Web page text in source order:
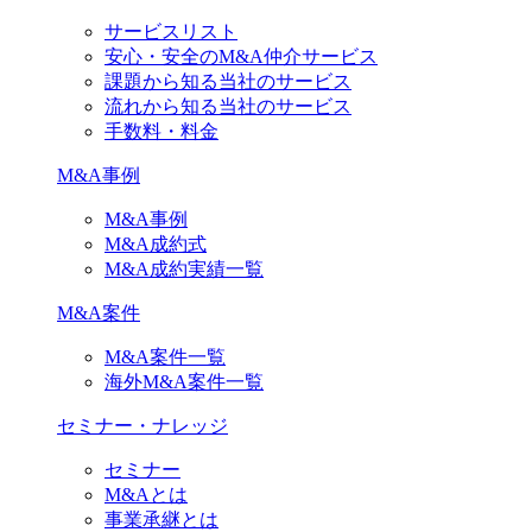
サービスリスト
安心・安全のM&A仲介サービス
課題から知る当社のサービス
流れから知る当社のサービス
手数料・料金
M&A事例
M&A事例
M&A成約式
M&A成約実績一覧
M&A案件
M&A案件一覧
海外M&A案件一覧
セミナー・ナレッジ
セミナー
M&Aとは
事業承継とは